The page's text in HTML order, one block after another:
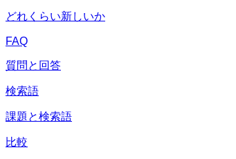
どれくらい新しいか
FAQ
質問と回答
検索語
課題と検索語
比較